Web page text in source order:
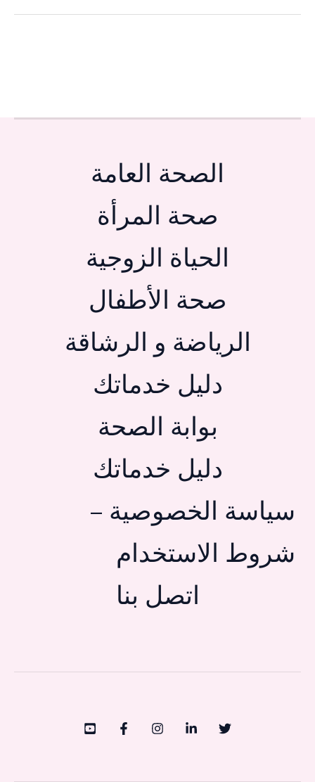
الصحة العامة
صحة المرأة
الحياة الزوجية
صحة الأطفال
الرياضة و الرشاقة
دليل خدماتك
بوابة الصحة
دليل خدماتك
سياسة الخصوصية –
شروط الاستخدام
اتصل بنا